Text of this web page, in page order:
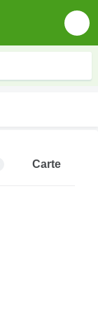
Carte